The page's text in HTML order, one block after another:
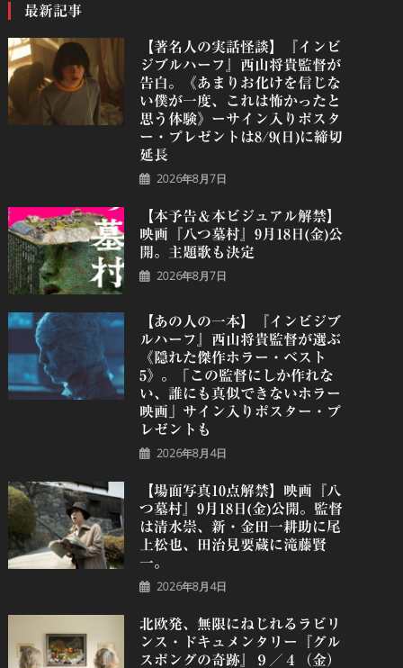
最新記事
【著名人の実話怪談】『インビ
ジブルハーフ』⻄⼭将貴監督が
告白。《あまりお化けを信じな
い僕が一度、これは怖かったと
思う体験》ーサイン入りポスタ
ー・プレゼントは8/9(日)に締切
延長
2026年8月7日
【本予告＆本ビジュアル解禁】
映画『八つ墓村』9月18日(金)公
開。主題歌も決定
2026年8月7日
【あの人の一本】『インビジブ
ルハーフ』⻄⼭将貴監督が選ぶ
《隠れた傑作ホラー・ベスト
5》。「この監督にしか作れな
い、誰にも真似できないホラー
映画」サイン入りポスター・プ
レゼントも
2026年8月4日
【場面写真10点解禁】映画『八
つ墓村』9月18日(金)公開。監督
は清水崇、新・金田一耕助に尾
上松也、田治見要蔵に滝藤賢
一。
2026年8月4日
北欧発、無限にねじれるラビリ
ンス・ドキュメンタリー『グル
スポングの奇跡』９／４（金）